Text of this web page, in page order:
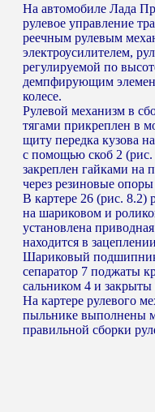
На автомобиле Лада
рулевое управление
реечным рулевым
электроусилителем,
регулируемой по
демпфирующим
колесе.
Рулевой механизм в
тягами прикреплен в
щиту передка кузова
с помощью скоб 2
закреплен гайками на
через резиновые опоры
В картере 26 (рис. 8.2)
на шариковом и
установлена
находится в
Шариковый
сепаратор 7 поджаты
сальником 4 и
На картере рулевого
пыльнике выполнены
правильной сборки